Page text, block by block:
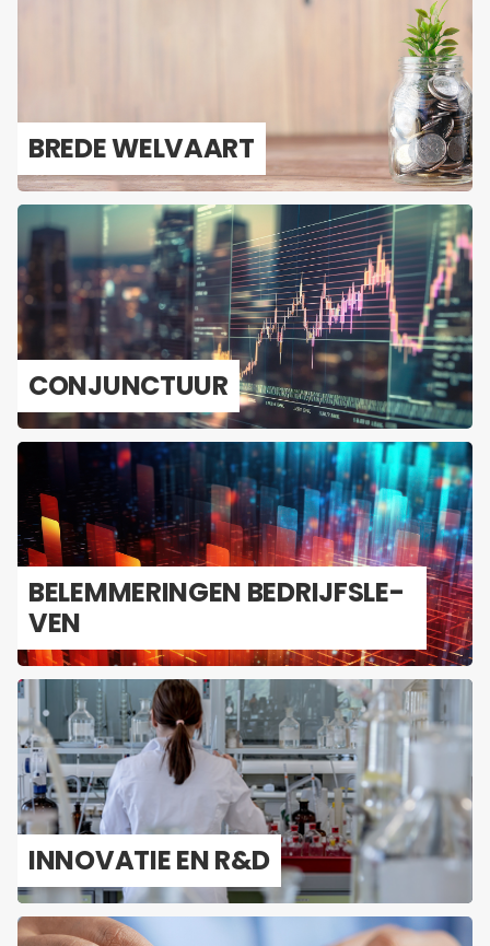
BREDE WEL­VAART
CON­JUNC­TUUR
BE­LEM­ME­RIN­GEN BE­DRIJFS­LE­
VEN
IN­NO­VA­TIE EN R&D